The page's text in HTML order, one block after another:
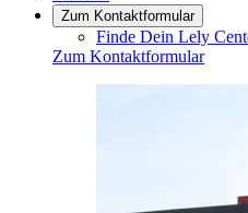
Zum Kontaktformular
Finde Dein Lely
Zum Kontaktformular